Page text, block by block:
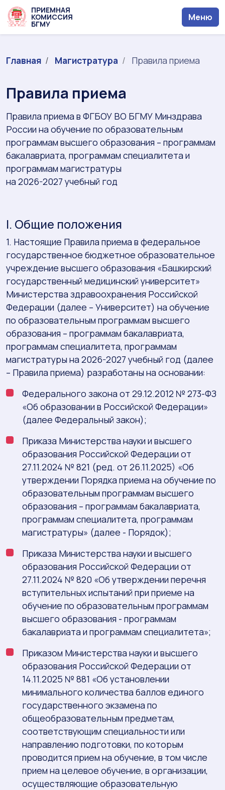
ПРИЕМНАЯ
КОМИССИЯ
БГМУ
Меню
Главная Магистратура Правила приема
Правила приема
Правила приема в ФГБОУ ВО БГМУ Минздрава
России на обучение по образовательным
программам высшего образования – программам
бакалавриата, программам специалитета и
программам магистратуры
на 2026-2027 учебный год
I. Общие положения
1. Настоящие Правила приема в федеральное
государственное бюджетное образовательное
учреждение высшего образования «Башкирский
государственный медицинский университет»
Министерства здравоохранения Российской
Федерации (далее – Университет) на обучение
по образовательным программам высшего
образования – программам бакалавриата,
программам специалитета, программам
магистратуры на 2026-2027 учебный год (далее
– Правила приема) разработаны на основании:
Федерального закона от 29.12.2012 № 273-ФЗ
«Об образовании в Российской Федерации»
(далее Федеральный закон);
Приказа Министерства науки и высшего
образования Российской Федерации от
27.11.2024 № 821 (ред. от 26.11.2025) «Об
утверждении Порядка приема на обучение по
образовательным программам высшего
образования – программам бакалавриата,
программам специалитета, программам
магистратуры» (далее - Порядок);
Приказа Министерства науки и высшего
образования Российской Федерации от
27.11.2024 № 820 «Об утверждении перечня
вступительных испытаний при приеме на
обучение по образовательным программам
высшего образования - программам
бакалавриата и программам специалитета»;
Приказом Министерства науки и высшего
образования Российской Федерации от
14.11.2025 № 881 «Об установлении
минимального количества баллов единого
государственного экзамена по
общеобразовательным предметам,
соответствующим специальности или
направлению подготовки, по которым
проводится прием на обучение, в том числе
прием на целевое обучение, в организации,
осуществляющие образовательную